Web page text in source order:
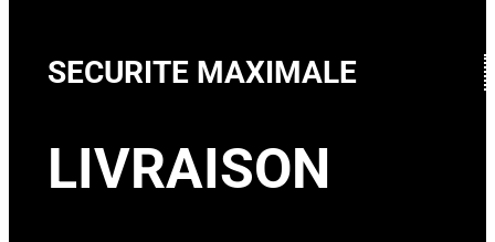
SECURITE MAXIMALE
LIVRAISON